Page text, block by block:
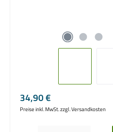
Regulärer Preis:
34,90 €
Preise inkl. MwSt. zzgl. Versandkosten
Produkt Anzahl: Gib den gewünschten